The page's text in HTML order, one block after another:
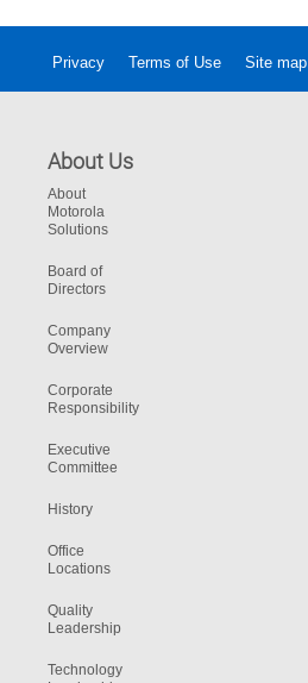
Privacy Terms of Use Site map
About Us
About
Motorola
Solutions
Board of
Directors
Company
Overview
Corporate
Responsibility
Executive
Committee
History
Office
Locations
Quality
Leadership
Technology